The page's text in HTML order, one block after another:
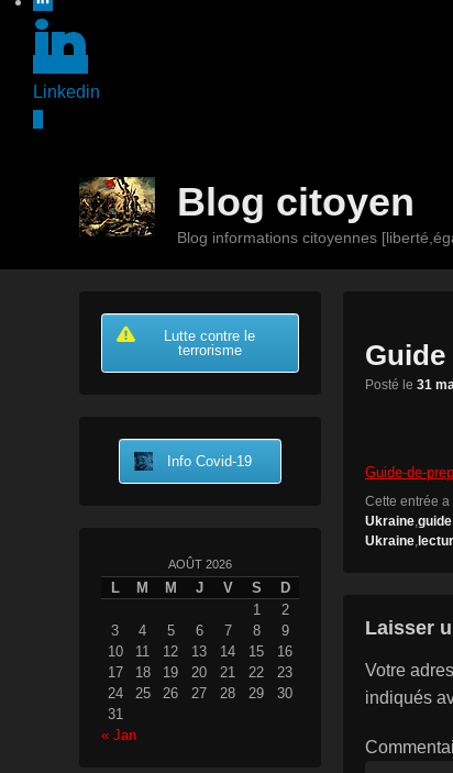
Linkedin
Blog citoyen
Blog informations citoyennes
Posté le 31
Guide-de-
Cette entrée
Ukraine guide
Ukraine
Laisser
Votre
indiqués
Lutte contre le
terrorisme
Info Covid-19
AOÛT 2026
L M M J V S
D
1
2
3
4 5 6 7 8
9
10
11 12 13 14 15
16
17
18 19 20 21 22
23
24
25 26 27 28 29
30
31
« Jan